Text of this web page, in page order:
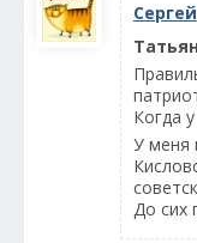
Сергей
Когда
У меня
До сих